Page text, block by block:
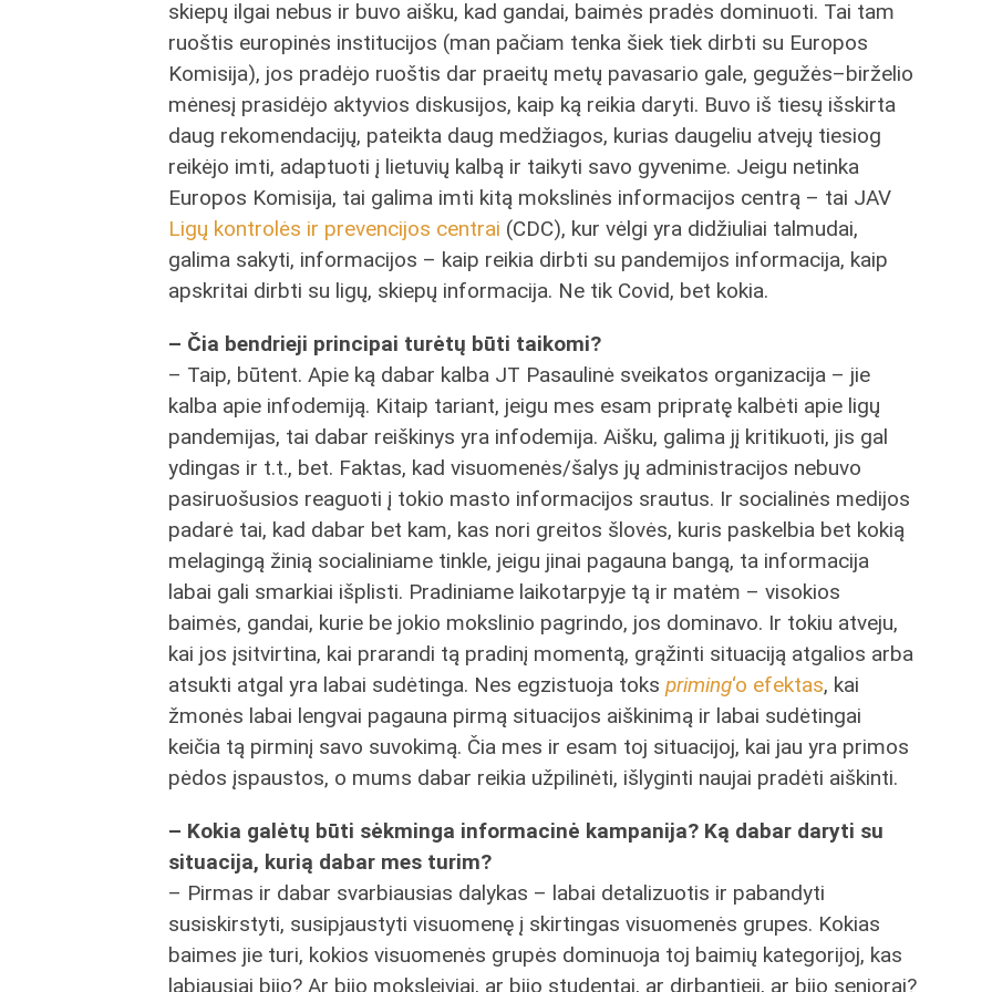
skiepų ilgai nebus ir buvo aišku, kad gandai, baimės pradės dominuoti. Tai tam
ruoštis europinės institucijos (man pačiam tenka šiek tiek dirbti su Europos
Komisija), jos pradėjo ruoštis dar praeitų metų pavasario gale, gegužės–birželio
mėnesį prasidėjo aktyvios diskusijos, kaip ką reikia daryti. Buvo iš tiesų išskirta
daug rekomendacijų, pateikta daug medžiagos, kurias daugeliu atvejų tiesiog
reikėjo imti, adaptuoti į lietuvių kalbą ir taikyti savo gyvenime. Jeigu netinka
Europos Komisija, tai galima imti kitą mokslinės informacijos centrą – tai JAV
Ligų kontrolės ir prevencijos centrai (CDC), kur vėlgi yra didžiuliai talmudai,
galima sakyti, informacijos – kaip reikia dirbti su pandemijos informacija, kaip
apskritai dirbti su ligų, skiepų informacija. Ne tik Covid, bet kokia.
– Čia bendrieji principai turėtų būti taikomi?
– Taip, būtent. Apie ką dabar kalba JT Pasaulinė sveikatos organizacija – jie
kalba apie infodemiją. Kitaip tariant, jeigu mes esam pripratę kalbėti apie ligų
pandemijas, tai dabar reiškinys yra infodemija. Aišku, galima jį kritikuoti, jis gal
ydingas ir t.t., bet. Faktas, kad visuomenės/šalys jų administracijos nebuvo
pasiruošusios reaguoti į tokio masto informacijos srautus. Ir socialinės medijos
padarė tai, kad dabar bet kam, kas nori greitos šlovės, kuris paskelbia bet kokią
melagingą žinią socialiniame tinkle, jeigu jinai pagauna bangą, ta informacija
labai gali smarkiai išplisti. Pradiniame laikotarpyje tą ir matėm – visokios
baimės, gandai, kurie be jokio mokslinio pagrindo, jos dominavo. Ir tokiu atveju,
kai jos įsitvirtina, kai prarandi tą pradinį momentą, grąžinti situaciją atgalios arba
atsukti atgal yra labai sudėtinga. Nes egzistuoja toks priming‘o efektas, kai
žmonės labai lengvai pagauna pirmą situacijos aiškinimą ir labai sudėtingai
keičia tą pirminį savo suvokimą. Čia mes ir esam toj situacijoj, kai jau yra primos
pėdos įspaustos, o mums dabar reikia užpilinėti, išlyginti naujai pradėti aiškinti.
– Kokia galėtų būti sėkminga informacinė kampanija? Ką dabar daryti su
situacija, kurią dabar mes turim?
– Pirmas ir dabar svarbiausias dalykas – labai detalizuotis ir pabandyti
susiskirstyti, susipjaustyti visuomenę į skirtingas visuomenės grupes. Kokias
baimes jie turi, kokios visuomenės grupės dominuoja toj baimių kategorijoj, kas
labiausiai bijo? Ar bijo moksleiviai, ar bijo studentai, ar dirbantieji, ar bijo senjorai?